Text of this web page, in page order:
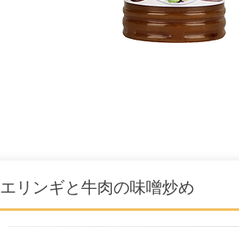
エリンギと牛肉の味噌炒め